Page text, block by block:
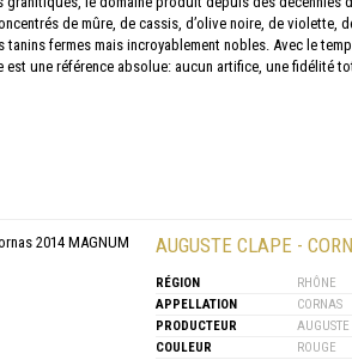
de mûre, de cassis, d’olive noire, de
tanins fermes mais incroyablement nobles. Avec le
est une référence absolue: aucun artifice, une fidélité
AUGUSTE CLAPE -
RÉGION
RHÔNE
APPELLATION
CORNAS
PRODUCTEUR
COULEUR
ROUGE